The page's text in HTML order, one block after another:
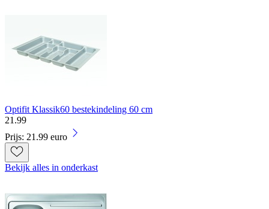
Optifit Klassik60 bestekindeling 60 cm
21 .99
Prijs: 21.99 euro
Bekijk alles in onderkast